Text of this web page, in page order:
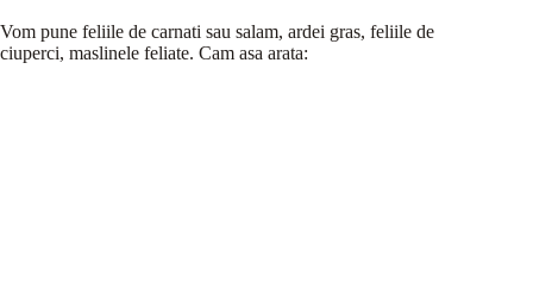
Vom pune feliile de carnati sau salam, ardei gras, feliile de
ciuperci, maslinele feliate. Cam asa arata: